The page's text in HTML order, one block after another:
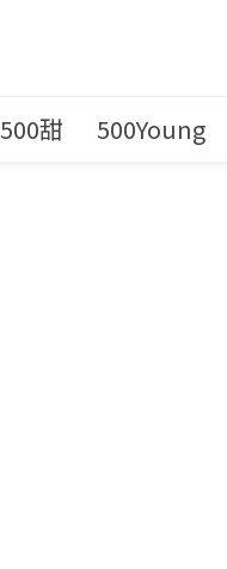
500甜 500Young